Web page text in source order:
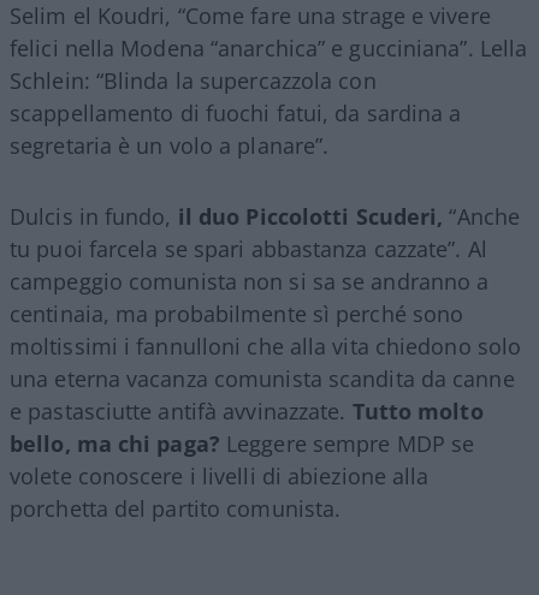
Selim el Koudri, “Come fare una strage e vivere
felici nella Modena “anarchica” e gucciniana”. Lella
Schlein: “Blinda la supercazzola con
scappellamento di fuochi fatui, da sardina a
segretaria è un volo a planare”.
Dulcis in fundo, il duo Piccolotti Scuderi, “Anche
tu puoi farcela se spari abbastanza cazzate”. Al
campeggio comunista non si sa se andranno a
centinaia, ma probabilmente sì perché sono
moltissimi i fannulloni che alla vita chiedono solo
una eterna vacanza comunista scandita da canne
e pastasciutte antifà avvinazzate. Tutto molto
bello, ma chi paga? Leggere sempre MDP se
volete conoscere i livelli di abiezione alla
porchetta del partito comunista.